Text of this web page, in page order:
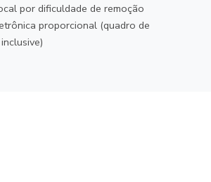
por dificuldade de remoção
proporcional (quadro de